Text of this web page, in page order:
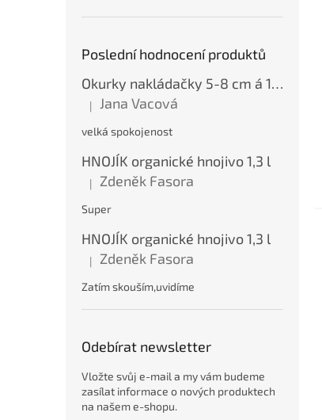
Poslední hodnocení produktů
Okurky nakládačky 5-8 cm á 10 kg
Hodnocení produktu je 5 z 5 hvězdiček.
| Jana Vacová
velká spokojenost
HNOJÍK organické hnojivo 1,3 l
Hodnocení produktu je 5 z 5 hvězdiček.
| Zdeněk Fasora
Super
HNOJÍK organické hnojivo 1,3 l
Hodnocení produktu je 5 z 5 hvězdiček.
| Zdeněk Fasora
Zatím skouším,uvidíme
Odebírat newsletter
Vložte svůj e-mail a my vám budeme
zasílat informace o nových produktech
na našem e-shopu.